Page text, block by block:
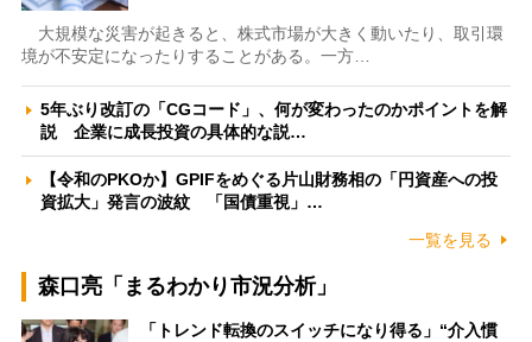
大規模な災害が起きると、株式市場が大きく動いたり、取引環
境が不安定になったりすることがある。一方…
5年ぶり改訂の「CGコード」、何が変わったのかポイントを解
説 企業に成長投資の具体的な説…
【令和のPKOか】GPIFをめぐる片山財務相の「円資産への投
資拡大」発言の波紋 「国債重視」…
一覧を見る
森口亮「まるわかり市況分析」
「トレンド転換のスイッチになり得る」“介入慣